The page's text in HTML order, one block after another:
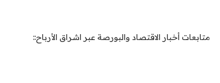
متابعات أخبار الاقتصاد والبورصة عبر اشراق الأرباح::